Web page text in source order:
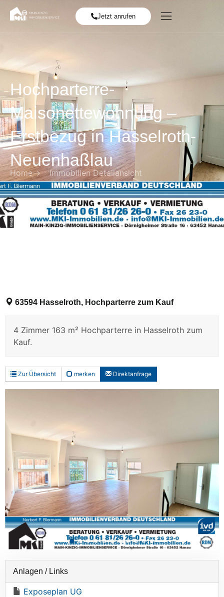
Jetzt anrufen
Hochparterre-
Maisonettewohnung –
Erstbezug in Hasselroth-
Neuenhaßlau
Home Immobilien Detailansicht
63594 Hasselroth, Hochparterre zum Kauf
4 Zimmer 163 m² Hochparterre in Hasselroth zum
Kauf.
Zur Übersicht merken Direktanfrage
Anlagen / Links
Exposeplan UG